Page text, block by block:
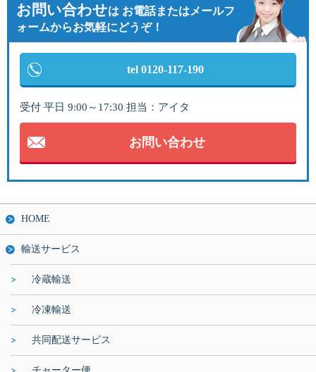
お問い合わせは お電話またはメールフ
ォームからお気軽にどうぞ！
tel 0120-117-190
受付 平日 9:00～17:30 担当：アイタ
お問い合わせ
HOME
輸送サービス
冷蔵輸送
冷凍輸送
共同配送サービス